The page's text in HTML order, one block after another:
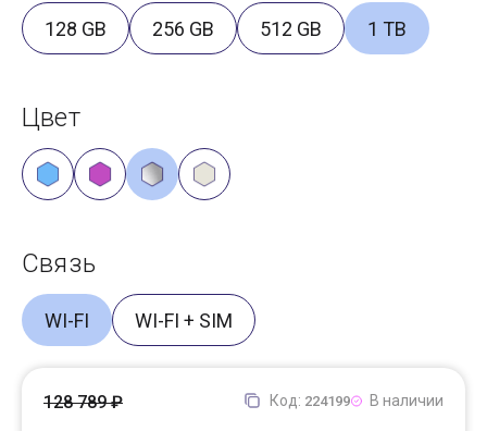
128 GB 256 GB 512 GB 1 TB
Цвет
Связь
WI-FI WI-FI + SIM
Код: 224199 В наличии
128 789 ₽